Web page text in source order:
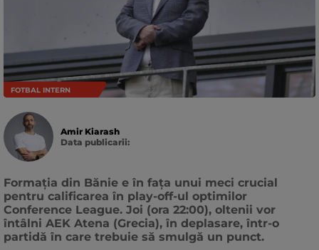
FOTBAL INTERN
Amir Kiarash
Data publicarii:
Formația din Bănie e în fața unui meci crucial
pentru calificarea în play-off-ul optimilor
Conference League. Joi (ora 22:00), oltenii vor
întâlni AEK Atena (Grecia), în deplasare, într-o
partidă în care trebuie să smulgă un punct.